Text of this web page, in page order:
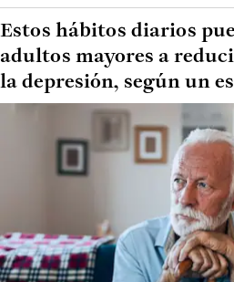
Estos hábitos diarios
adultos mayores a
la depresión, según un